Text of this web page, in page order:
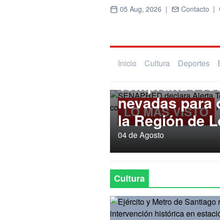
05 Aug, 2026 | Contacto |
Inicio Cultura Deportes
LO MÁS VISTO
SENAPRED
Temprana
nevadas para
la Región de
04 de Agosto
Cultura